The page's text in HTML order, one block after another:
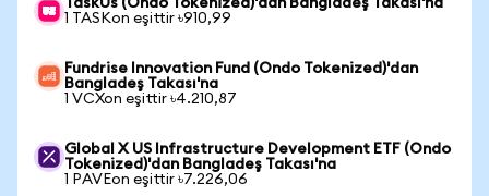
TaskUs (Ondo Tokenized)'dan Bangladeş Takası'na
1 TASKon eşittir ৳910,99
Fundrise Innovation Fund (Ondo Tokenized)'dan
Bangladeş Takası'na
1 VCXon eşittir ৳4.210,87
Global X US Infrastructure Development ETF (Ondo
Tokenized)'dan Bangladeş Takası'na
1 PAVEon eşittir ৳7.226,06